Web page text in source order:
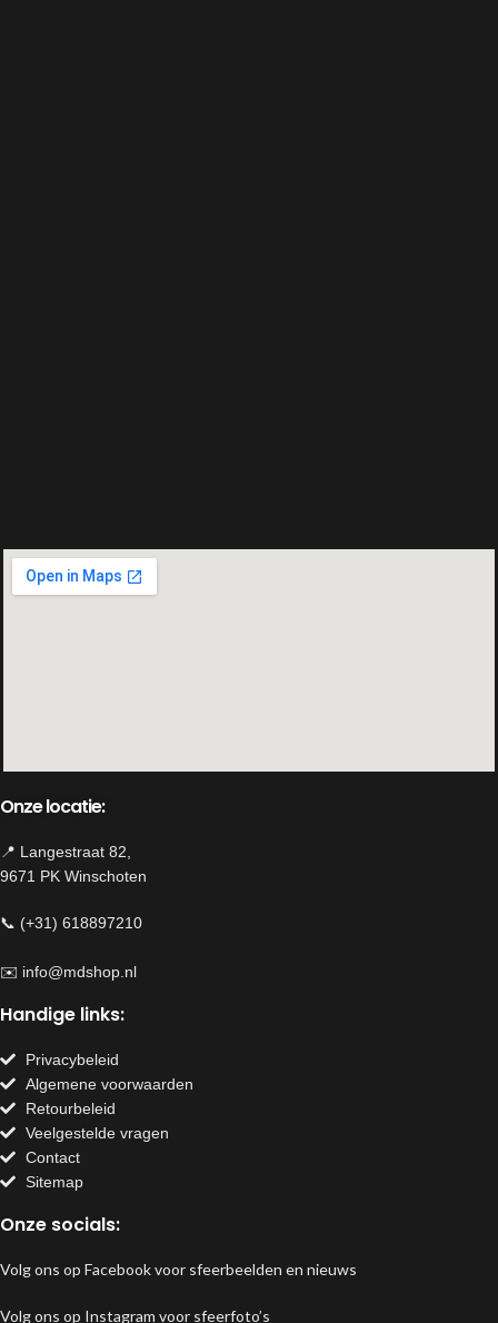
Onze locatie:
📍 Langestraat 82,
9671 PK Winschoten
📞 (+31) 618897210
✉️ info@mdshop.nl
Handige links:
Privacybeleid
Algemene voorwaarden
Retourbeleid
Veelgestelde vragen
Contact
Sitemap
Onze socials:
Volg ons op Facebook voor sfeerbeelden en nieuws
Volg ons op Instagram voor sfeerfoto’s